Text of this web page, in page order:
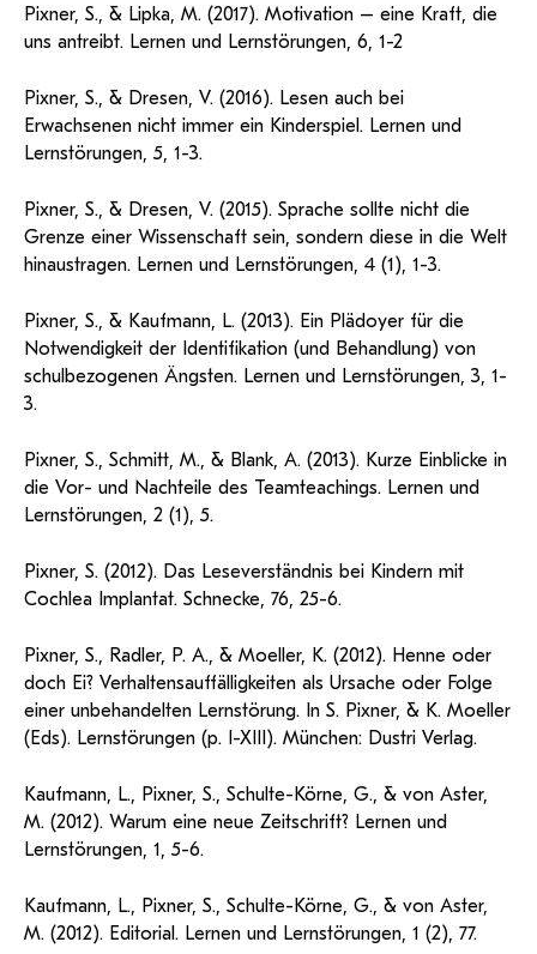
Pixner, S., & Lipka, M. (2017). Motivation – eine Kraft, die
uns antreibt. Lernen und Lernstörungen, 6, 1-2
Pixner, S., & Dresen, V. (2016). Lesen auch bei
Erwachsenen nicht immer ein Kinderspiel. Lernen und
Lernstörungen, 5, 1-3.
Pixner, S., & Dresen, V. (2015). Sprache sollte nicht die
Grenze einer Wissenschaft sein, sondern diese in die Welt
hinaustragen. Lernen und Lernstörungen, 4 (1), 1-3.
Pixner, S., & Kaufmann, L. (2013). Ein Plädoyer für die
Notwendigkeit der Identifikation (und Behandlung) von
schulbezogenen Ängsten. Lernen und Lernstörungen, 3, 1-
3.
Pixner, S., Schmitt, M., & Blank, A. (2013). Kurze Einblicke in
die Vor- und Nachteile des Teamteachings. Lernen und
Lernstörungen, 2 (1), 5.
Pixner, S. (2012). Das Leseverständnis bei Kindern mit
Cochlea Implantat. Schnecke, 76, 25-6.
Pixner, S., Radler, P. A., & Moeller, K. (2012). Henne oder
doch Ei? Verhaltensauffälligkeiten als Ursache oder Folge
einer unbehandelten Lernstörung. In S. Pixner, & K. Moeller
(Eds). Lernstörungen (p. I-XIII). München: Dustri Verlag.
Kaufmann, L., Pixner, S., Schulte-Körne, G., & von Aster,
M. (2012). Warum eine neue Zeitschrift? Lernen und
Lernstörungen, 1, 5-6.
Kaufmann, L., Pixner, S., Schulte-Körne, G., & von Aster,
M. (2012). Editorial. Lernen und Lernstörungen, 1 (2), 77.